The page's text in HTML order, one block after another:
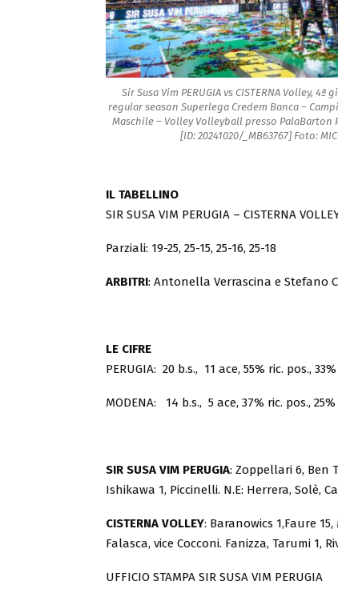
Sir Susa Vim PERUGIA vs CISTERNA Volley,
regular season Superlega Credem Banca –
Maschile – Volley Volleyball presso PalaBarton
[ID: 20241020/_MB63767] Foto:
IL TABELLINO
SIR SUSA VIM PERUGIA – CISTERNA
Parziali: 19-25, 25-15, 25-16, 25-18
ARBITRI: Antonella Verrascina e Stefano
LE CIFRE
PERUGIA: 20 b.s., 11 ace, 55% ric. pos.,
MODENA: 14 b.s., 5 ace, 37% ric. pos.,
SIR SUSA VIM PERUGIA: Zoppellari 6, Ben
Ishikawa 1, Piccinelli. N.E: Herrera, Solè,
CISTERNA VOLLEY: Baranowics 1,Faure
Falasca, vice Cocconi. Fanizza, Tarumi 1,
UFFICIO STAMPA SIR SUSA VIM PERUGIA